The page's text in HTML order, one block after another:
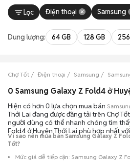
Lọc Điện thoại Samsung
Dung lượng: 64 GB 128 GB
Chợ Tốt Điện thoại Samsung
Hiện có hơn 0 lựa chọn mua bán
Thới Lai đang được đăng tải trên Chợ
người dùng có thể nhanh chóng tìm
Fold4 ở Huyện Thới Lai phù hợp nhất
Vì sao nên mua bán Samsung Galaxy Z
Tốt?
Mức giá dễ tiếp cận: Samsung Galaxy Z